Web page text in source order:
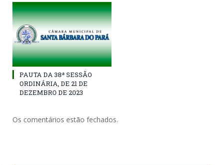
PAUTA DA 38ª SESSÃO
ORDINÁRIA, DE 21 DE
DEZEMBRO DE 2023
Os comentários estão fechados.